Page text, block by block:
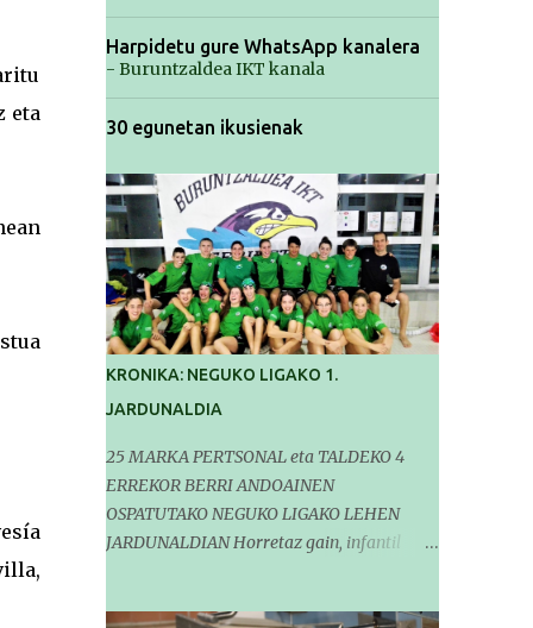
eta
Harpidetu gure WhatsApp kanalera
- Buruntzaldea IKT kanala
30 egunetan ikusienak
KRONIKA: NEGUKO LIGAKO 1.
JARDUNALDIA
25 MARKA PERTSONAL eta TALDEKO 4
ERREKOR BERRI ANDOAINEN
OSPATUTAKO NEGUKO LIGAKO LEHEN
JARDUNALDIAN Horretaz gain, infantil